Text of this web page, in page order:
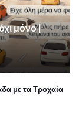
μόνο |
με τα Τροχαία